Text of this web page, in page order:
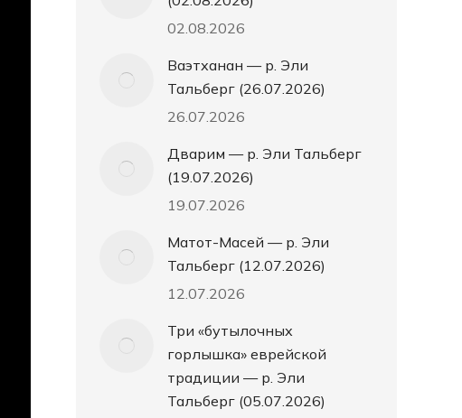
02.08.2026
Ваэтханан — р. Эли
Тальберг (26.07.2026)
26.07.2026
Дварим — р. Эли Тальберг
(19.07.2026)
19.07.2026
Матот-Масей — р. Эли
Тальберг (12.07.2026)
12.07.2026
Три «бутылочных
горлышка» еврейской
традиции — р. Эли
Тальберг (05.07.2026)